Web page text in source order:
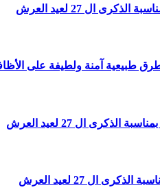
ال 27 لعيد العرش
طبيعية آمنة ولطيفة على
ال 27 لعيد العرش
ال 27 لعيد العرش